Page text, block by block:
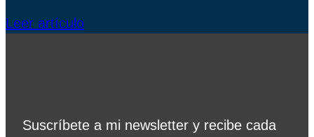
Leer artículo
Suscríbete a mi newsletter y recibe cada